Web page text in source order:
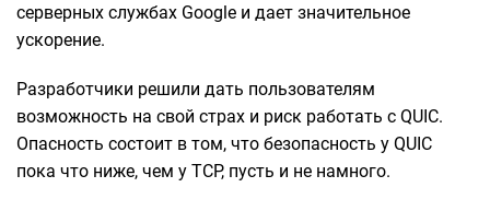
серверных службах Google и дает значительное
ускорение.
Разработчики решили дать пользователям
возможность на свой страх и риск работать с QUIC.
Опасность состоит в том, что безопасность у QUIC
пока что ниже, чем у TCP, пусть и не намного.